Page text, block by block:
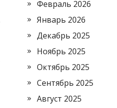
Февраль 2026
Январь 2026
Декабрь 2025
Ноябрь 2025
Октябрь 2025
Сентябрь 2025
Август 2025